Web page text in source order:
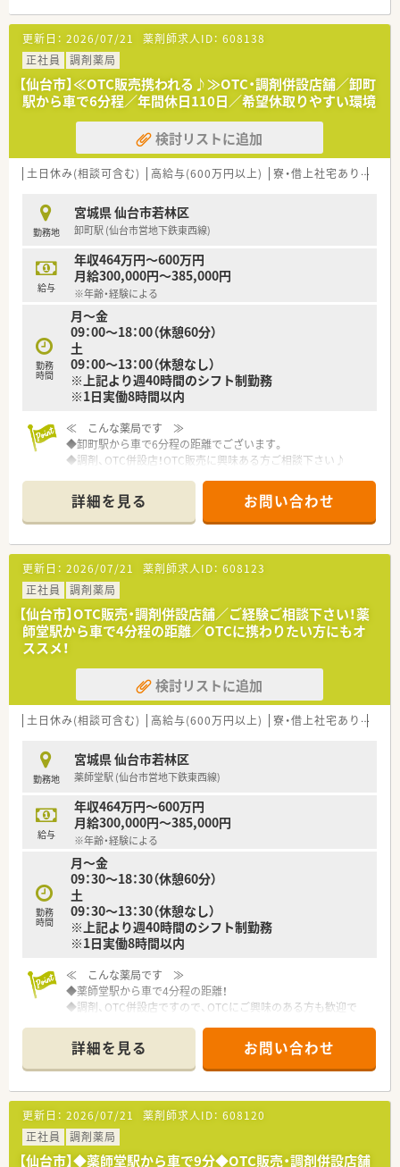
【募集背景と求める人物像について】
■業務のさらなる円滑化を目指し、欠員に伴う新たな正社員の勤
務薬剤師を募集いたします。
■周囲のスタッフと気持ちよく協力しながら、明るくコミュニケ
ーションを取れる方を歓迎します。
■これまでの知識や経験を生かして、周囲と調和しながら意欲的
に働きたい方に最適です。
【想定されるキャリアイメージ】
■多様な診療科目の処方箋を取り扱うため、薬剤師としての幅広
■認定薬剤師の取得支援制度が用意されており、働きながらさら
なるスキルアップを目指せます。
■経験を重ねることで店舗の中心的な存在となり、後輩の指導や
管理業務への挑戦も可能です。
更新日： 2026/07/21 薬剤師求人ID： 608138
正社員
調剤薬局
【仙台市】≪OTC販売携われる♪≫OTC・調剤併設店舗／卸町
駅から車で6分程／年間休日110日／希望休取りやすい環境
検討リストに追加
土日休み(相談可含む) 高給与(600万円以上) 寮・借上社宅あり
勤務地
宮城県 仙台市若林区
卸町駅 (仙台市営地下鉄東西線)
給与
年収464万円～600万円
月給300,000円～385,000円
※年齢・経験による
勤務
時間
月～金
09：00～18：00（休憩60分）
土
09：00～13：00（休憩なし）
※上記より週40時間のシフト制勤務
※1日実働8時間以内
≪ こんな薬局です ≫
◆卸町駅から車で6分程の距離でございます。
◆調剤、OTC併設店！OTC販売に興味ある方ご相談下さい♪
◆大手チェーン薬局ならではの福利厚生が充実♪産休育休制度
や育児介護短時間勤務制度など、ライフスタイルの変化にあわせ
て安心してお仕事を続けられる実績が多数あります。
詳細を見る お問い合わせ
更新日： 2026/07/21 薬剤師求人ID： 608123
正社員
調剤薬局
【仙台市】OTC販売・調剤併設店舗／ご経験ご相談下さい！薬
師堂駅から車で4分程の距離／OTCに携わりたい方にもオ
ススメ！
検討リストに追加
土日休み(相談可含む) 高給与(600万円以上) 寮・借上社宅あり
勤務地
宮城県 仙台市若林区
薬師堂駅 (仙台市営地下鉄東西線)
給与
年収464万円～600万円
月給300,000円～385,000円
※年齢・経験による
勤務
時間
月～金
09：30～18：30（休憩60分）
土
09：30～13：30（休憩なし）
※上記より週40時間のシフト制勤務
※1日実働8時間以内
≪ こんな薬局です ≫
◆薬師堂駅から車で4分程の距離！
◆調剤、OTC併設店ですので、OTCにご興味のある方も歓迎で
≪ こんな企業です ≫
◆年間休日110日、有休消化もしやすい環境です。メリハリをつ
けながらお仕事したい方にも最適です
◆大手チェーン薬局ならではの福利厚生が充実していますので、
産休育休制度や育児介護短時間勤務制度など、ライフスタイルの
変化にあわせて安心してお仕事を続けられる実績が多数ありま
す。
詳細を見る お問い合わせ
更新日： 2026/07/21 薬剤師求人ID： 608120
正社員
調剤薬局
【仙台市】◆薬師堂駅から車で9分◆OTC販売・調剤併設店舗